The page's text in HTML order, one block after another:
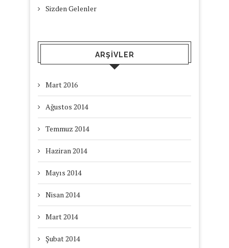
Sizden Gelenler
ARŞIVLER
Mart 2016
Ağustos 2014
Temmuz 2014
Haziran 2014
Mayıs 2014
Nisan 2014
Mart 2014
Şubat 2014